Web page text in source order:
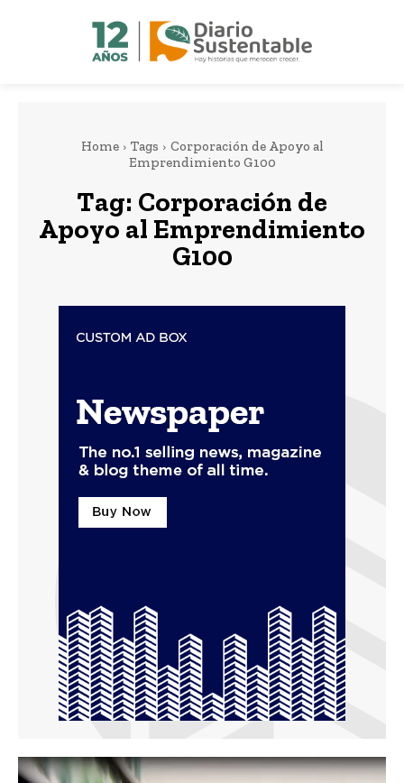
Home Tags
Corporación de Apoyo al
Emprendimiento G100
Tag: Corporación de
Apoyo al Emprendimiento
G100